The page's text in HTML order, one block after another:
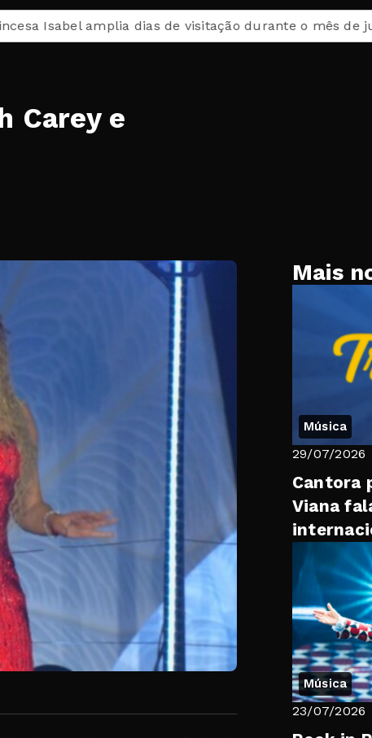
dias de visitação durante o mês de julho
Carey e
Mais
Música
29/07/2026
Cantora
Viana
“Brasil,
Música
23/07/2026